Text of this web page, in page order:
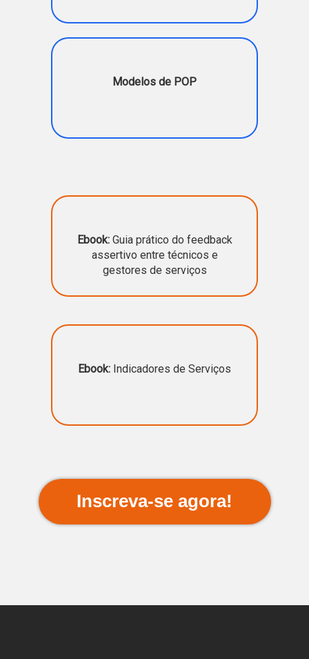
Modelos de POP
Ebook:Guia prático do feedback
assertivo entre técnicos e
gestores de serviços
Ebook: Indicadores de Serviços
Inscreva-se agora!